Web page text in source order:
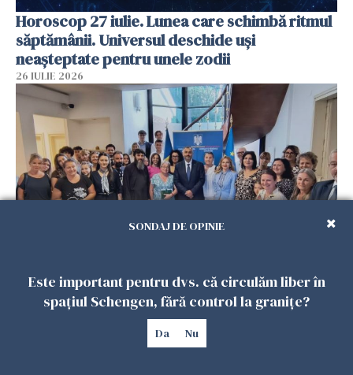
Horoscop 27 iulie. Lunea care schimbă ritmul
săptămânii. Universul deschide uși
neașteptate pentru unele zodii
26 IULIE 2026
Accidente, spitalizare sau alte urgențe?
Consulatul României la Roma promite
intervenții în doar 24 de ore
SONDAJ DE OPINIE
Este important pentru dvs. că circulăm liber în
spațiul Schengen, fără control la granițe?
Da Nu